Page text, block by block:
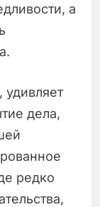
а
удивляет
дела,
редко